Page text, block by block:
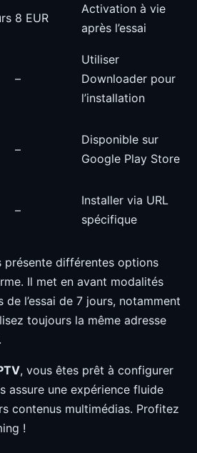
8 EUR
Activation à vie
après l’essai
–
Utiliser
Downloader pour
l’installation
–
Disponible sur
Google Play Store
–
Installer via URL
spécifique
présente différentes options
Il met en avant modalités
de l’essai de 7 jours, notamment
toujours la même adresse
, vous êtes prêt à configurer
assure une expérience fluide
contenus multimédias. Profitez
!